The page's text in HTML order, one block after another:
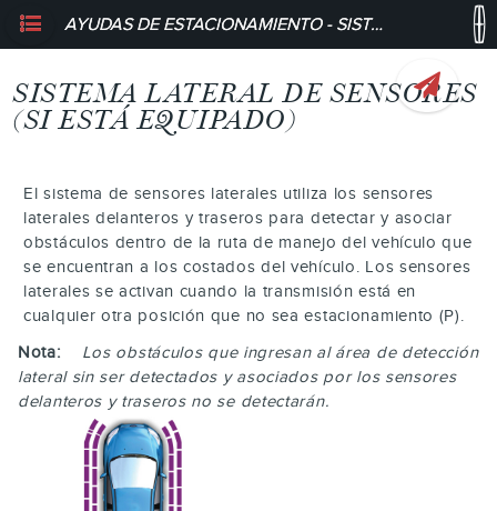
AYUDAS DE ESTACIONAMIENTO - SISTEMA LATERAL DE SENSORES (SI ESTÁ EQUIPADO)
SISTEMA LATERAL DE SENSORES
(SI ESTÁ EQUIPADO)
El sistema de sensores laterales utiliza los sensores
laterales delanteros y traseros para detectar y asociar
obstáculos dentro de la ruta de manejo del vehículo que
se encuentran a los costados del vehículo. Los sensores
laterales se activan cuando la transmisión está en
cualquier otra posición que no sea estacionamiento (P).
Nota:
Los obstáculos que ingresan al área de detección
lateral sin ser detectados y asociados por los sensores
delanteros y traseros no se detectarán.